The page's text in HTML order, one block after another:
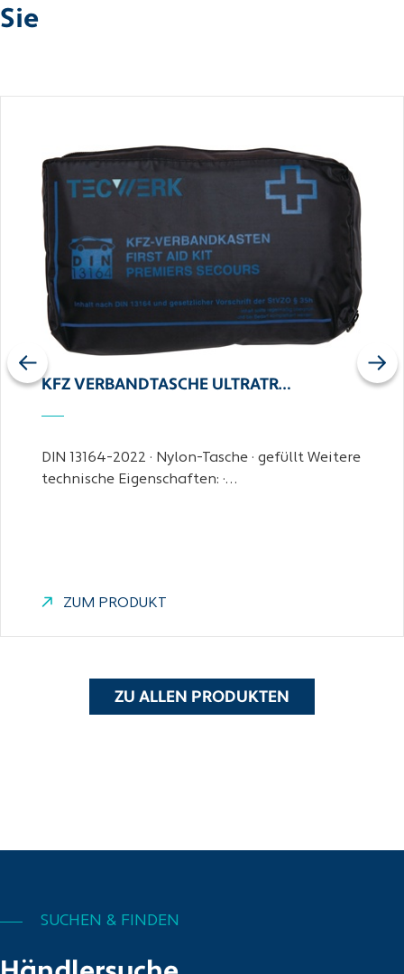
Sie
KFZ VERBANDTASCHE ULTRATR…
DIN 13164-2022 · Nylon-Tasche · gefüllt Weitere
technische Eigenschaften: ·…
ZUM PRODUKT
Previous Next
ZU ALLEN PRODUKTEN
SUCHEN & FINDEN